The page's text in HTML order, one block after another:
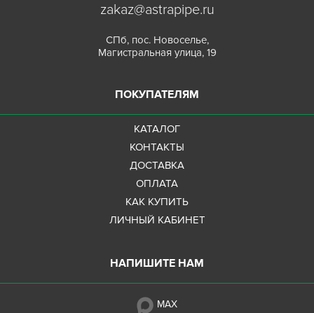
zakaz@astrapipe.ru
СПб, пос. Новоселье,
Магистральная улица, 19
ПОКУПАТЕЛЯМ
КАТАЛОГ
КОНТАКТЫ
ДОСТАВКА
ОПЛАТА
КАК КУПИТЬ
ЛИЧНЫЙ КАБИНЕТ
НАПИШИТЕ НАМ
MAX